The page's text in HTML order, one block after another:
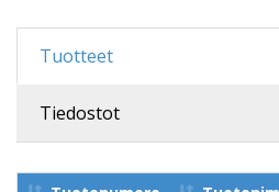
Tuotteet
Tiedostot